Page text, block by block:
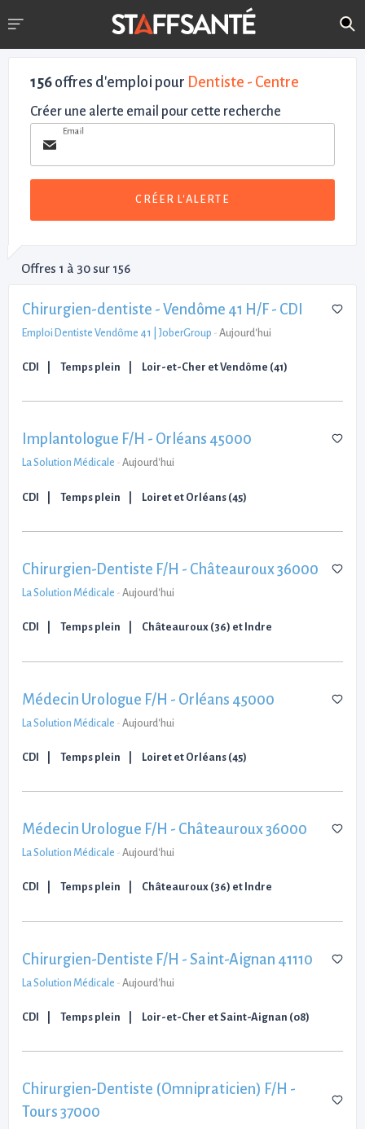
156 offres d'emploi pour Dentiste - Centre
Créer une alerte email pour cette recherche
Email
CRÉER L'ALERTE
Offres 1 à 30 sur 156
Chirurgien-dentiste - Vendôme 41 H/F - CDI
Emploi Dentiste Vendôme 41 | JoberGroup - Aujourd'hui
CDI Temps plein Loir-et-Cher et Vendôme (41)
Implantologue F/H - Orléans 45000
La Solution Médicale - Aujourd'hui
CDI Temps plein Loiret et Orléans (45)
Chirurgien-Dentiste F/H - Châteauroux 36000
La Solution Médicale - Aujourd'hui
CDI Temps plein Châteauroux (36) et Indre
Médecin Urologue F/H - Orléans 45000
La Solution Médicale - Aujourd'hui
CDI Temps plein Loiret et Orléans (45)
Médecin Urologue F/H - Châteauroux 36000
La Solution Médicale - Aujourd'hui
CDI Temps plein Châteauroux (36) et Indre
Chirurgien-Dentiste F/H - Saint-Aignan 41110
La Solution Médicale - Aujourd'hui
CDI Temps plein Loir-et-Cher et Saint-Aignan (08)
Chirurgien-Dentiste (Omnipraticien) F/H -
Tours 37000